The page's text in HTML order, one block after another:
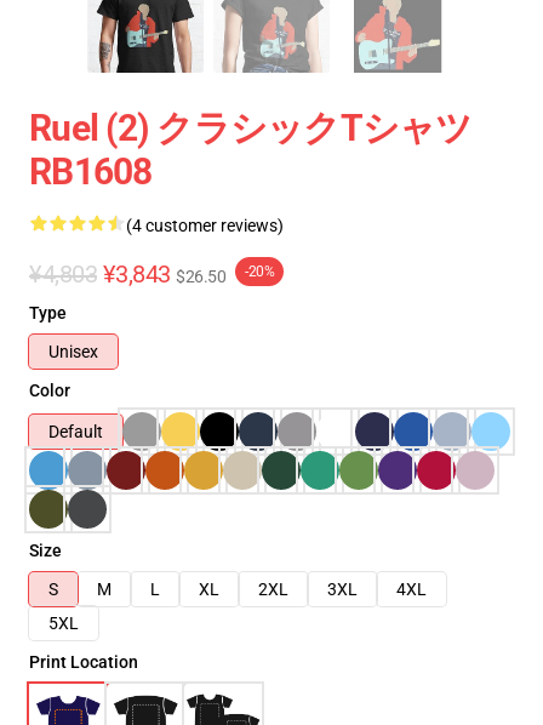
Ruel (2) クラシックTシャツ
RB1608
(4 customer reviews)
¥4,803 ¥3,843 $26.50 -20%
Type
Unisex
Color
Default
Size
S
M L XL 2XL 3XL
4XL
5XL
Print Location